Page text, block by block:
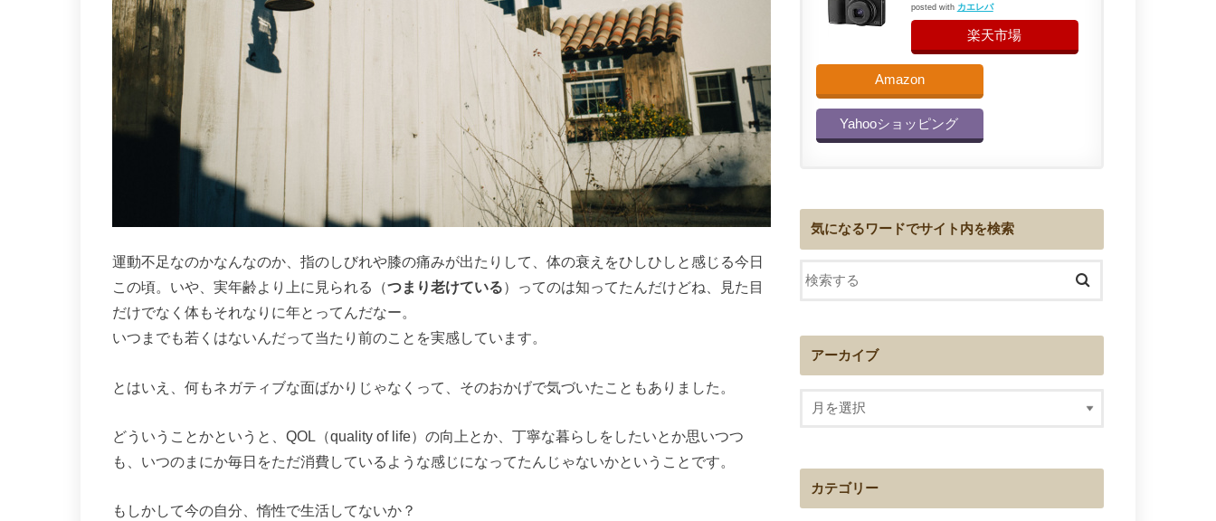
運動不足なのかなんなのか、指のしびれや膝の痛みが出たりして、体の衰えをひしひしと感じる今日
この頃。いや、実年齢より上に見られる（つまり老けている）ってのは知ってたんだけどね、見た目
だけでなく体もそれなりに年とってんだなー。
いつまでも若くはないんだって当たり前のことを実感しています。
とはいえ、何もネガティブな面ばかりじゃなくって、そのおかげで気づいたこともありました。
どういうことかというと、QOL（quality of life）の向上とか、丁寧な暮らしをしたいとか思いつつ
も、いつのまにか毎日をただ消費しているような感じになってたんじゃないかということです。
もしかして今の自分、惰性で生活してないか？
posted with カエレバ
楽天市場
Amazon
Yahooショッピング
気になるワードでサイト内を検索
アーカイブ
カテゴリー